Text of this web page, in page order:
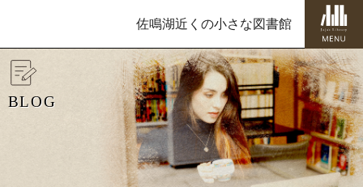
佐鳴湖近くの小さな図書館
BLOG